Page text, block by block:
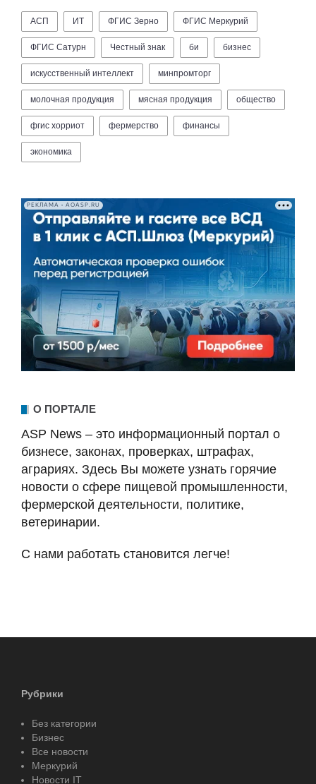
АСП ИТ ФГИС Зерно ФГИС Меркурий
ФГИС Сатурн Честный знак би бизнес
искусственный интеллект минпромторг
молочная продукция мясная продукция общество
фгис хорриот фермерство финансы
экономика
РЕКЛАМА • AOASP.RU
О ПОРТАЛЕ
ASP News – это информационный портал о
бизнесе, законах, проверках, штрафах,
аграриях. Здесь Вы можете узнать горячие
новости о сфере пищевой промышленности,
фермерской деятельности, политике,
ветеринарии.
С нами работать становится легче!
Рубрики
Без категории
Бизнес
Все новости
Меркурий
Новости IT